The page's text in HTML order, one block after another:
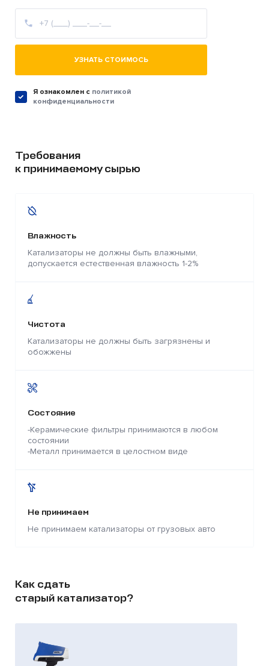
УЗНАТЬ СТОИМОСЬ
Я ознакомлен c политикой
конфиденциальности
Требования
к принимаемому сырью
Влажность
Катализаторы не должны быть влажными,
допускается естественная влажность 1-2%
Чистота
Катализаторы не должны быть загрязнены и
обожжены
Состояние
-Керамические фильтры принимаются в любом
состоянии
-Металл принимается в целостном виде
Не принимаем
Не принимаем катализаторы от грузовых авто
Как сдать
старый катализатор?